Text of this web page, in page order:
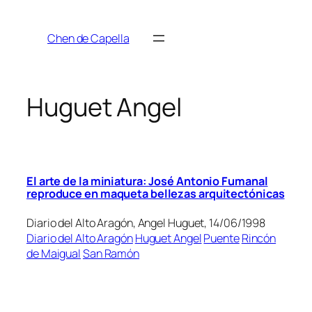
contenidoChen de Capella
Huguet Angel
El arte de la miniatura: José Antonio Fumanal
reproduce en maqueta bellezas arquitectónicas
Diario del Alto Aragón, Angel Huguet, 14/06/1998
Diario del Alto AragónHuguet AngelPuenteRincón
de MaigualSan Ramón